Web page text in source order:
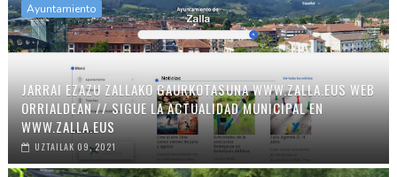
Ayuntamiento
JARRAI EZAZU ZALLAKO GAURKOTASUNA WWW.ZALLA.EUS WEB
ORRIALDEAN // SIGUE LA ACTUALIDAD MUNICIPAL EN
WWW.ZALLA.EUS
UZTAILAK 09, 2021